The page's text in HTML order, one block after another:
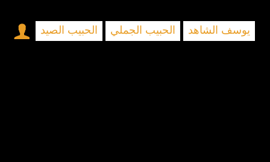
الحبيب الصيد الحبيب الجملي يوسف الشاهد